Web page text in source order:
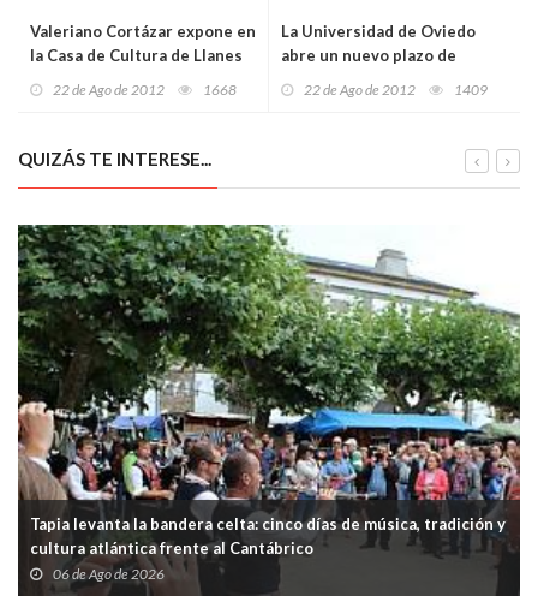
Valeriano Cortázar expone en
la Casa de Cultura de Llanes
22 de Ago de 2012 1668
La Universidad de Oviedo
abre un nuevo plazo de
másteres
22 de Ago de 2012 1409
QUIZÁS TE INTERESE...
Tapia levanta la bandera celta: cinco días de música, tradición y
cultura atlántica frente al Cantábrico
06 de Ago de 2026